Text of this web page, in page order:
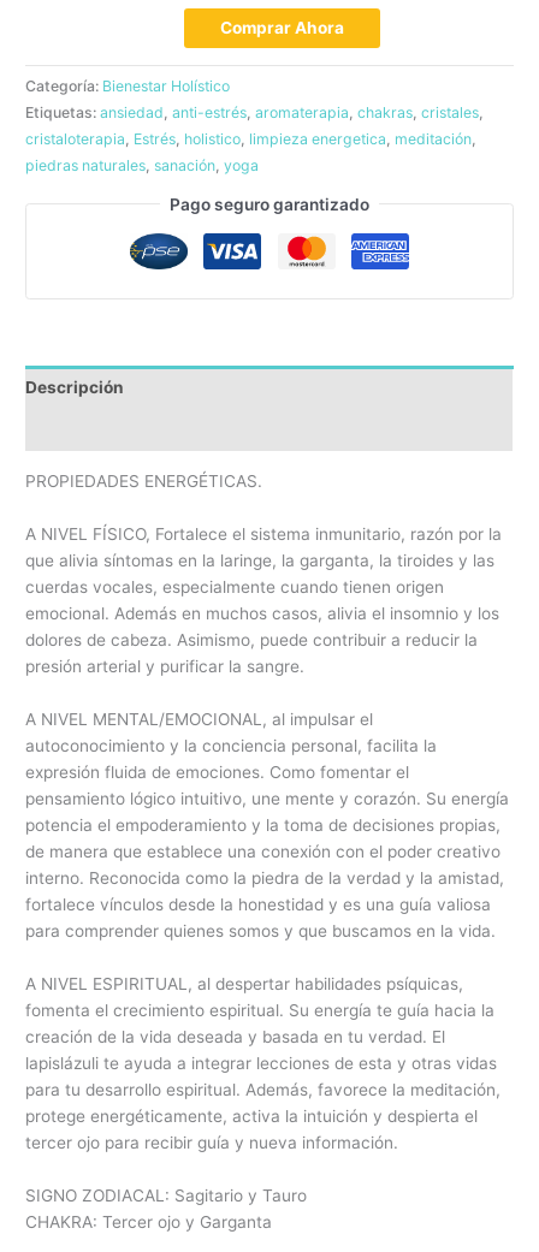
Categoría: Bienestar Holístico
Etiquetas:ansiedad ,anti-estrés ,aromaterapia ,chakras ,cristales
cristaloterapia Estrés holistico limpieza energetica meditación
piedras naturales sanación ,yoga
Pago seguro garantizado
Descripción
PROPIEDADES ENERGÉTICAS.
A NIVEL FÍSICO, Fortalece el sistema inmunitario, razón por la
que alivia síntomas en la laringe, la garganta, la tiroides y las
cuerdas vocales, especialmente cuando tienen origen
emocional. Además en muchos casos, alivia el insomnio y los
dolores de cabeza. Asimismo, puede contribuir a reducir la
presión arterial y purificar la sangre.
A NIVEL MENTAL/EMOCIONAL, al impulsar el
autoconocimiento y la conciencia personal, facilita la
expresión fluida de emociones. Como fomentar el
pensamiento lógico intuitivo, une mente y corazón. Su energía
potencia el empoderamiento y la toma de decisiones propias,
de manera que establece una conexión con el poder creativo
interno. Reconocida como la piedra de la verdad y la amistad,
fortalece vínculos desde la honestidad y es una guía valiosa
para comprender quienes somos y que buscamos en la vida.
A NIVEL ESPIRITUAL, al despertar habilidades psíquicas,
fomenta el crecimiento espiritual. Su energía te guía hacia la
creación de la vida deseada y basada en tu verdad. El
lapislázuli te ayuda a integrar lecciones de esta y otras vidas
para tu desarrollo espiritual. Además, favorece la meditación,
protege energéticamente, activa la intuición y despierta el
tercer ojo para recibir guía y nueva información.
SIGNO ZODIACAL: Sagitario y Tauro
CHAKRA: Tercer ojo y Garganta